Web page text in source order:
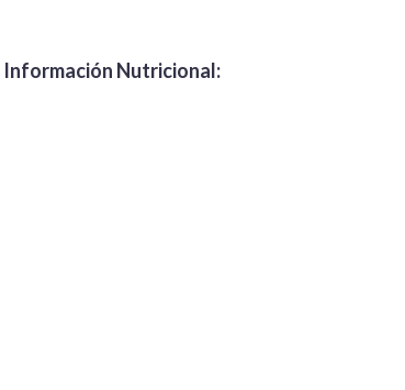
Información Nutricional: